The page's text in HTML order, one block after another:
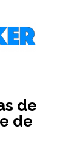
de
de